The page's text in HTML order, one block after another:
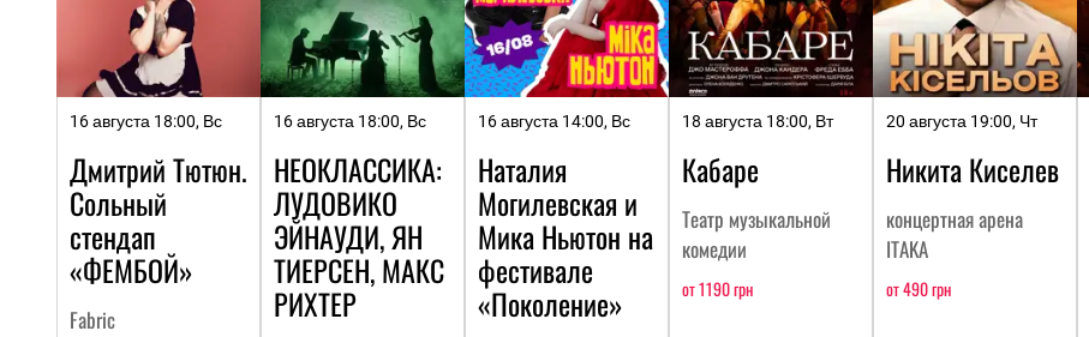
16 августа 18:00, Вс
Дмитрий Тютюн.
Сольный
стендап
«ФЕМБОЙ»
Fabric
16 августа 18:00, Вс
НЕОКЛАССИКА:
ЛУДОВИКО
ЭЙНАУДИ, ЯН
ТИЕРСЕН, МАКС
РИХТЕР
16 августа 14:00, Вс
Наталия
Могилевская и
Мика Ньютон на
фестивале
«Поколение»
18 августа 18:00, Вт
Кабаре
Театр музыкальной
комедии
от 1190 грн
20 августа 19:00, Чт
Никита Киселев
концертная арена
ITAKA
от 490 грн